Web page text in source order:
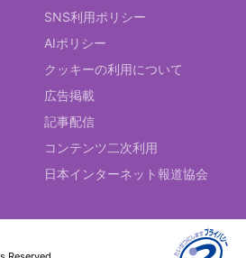
SNS利用ポリシー
AIポリシー
クッキーの利用について
広告掲載
記事配信
コンテンツ二次利用
日本インターネット報道協会